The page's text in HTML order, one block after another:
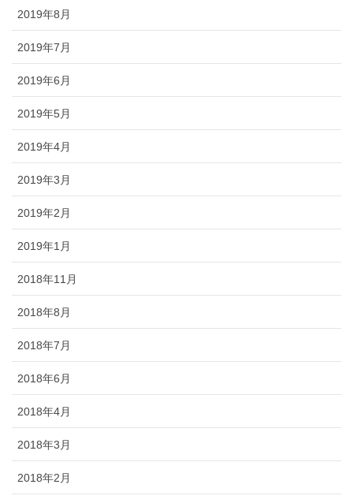
2019年8月
2019年7月
2019年6月
2019年5月
2019年4月
2019年3月
2019年2月
2019年1月
2018年11月
2018年8月
2018年7月
2018年6月
2018年4月
2018年3月
2018年2月